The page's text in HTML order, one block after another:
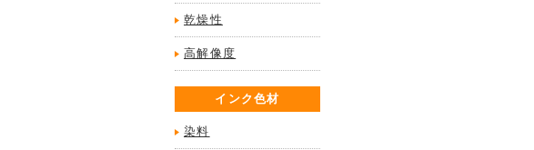
乾燥性
高解像度
インク色材
染料